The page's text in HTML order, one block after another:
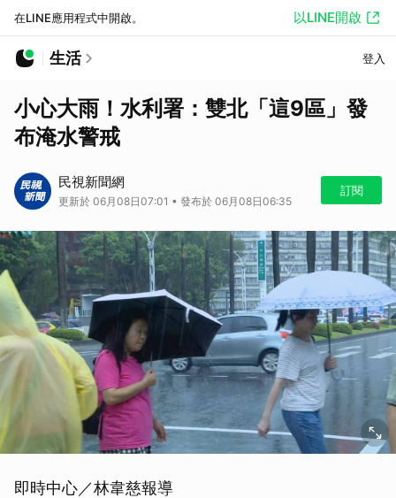
在LINE應用程式中開啟。 以LINE開啟
生活 登入
小心大雨！水利署：雙北「這9區」發
布淹水警戒
民視新聞網
更新於 06月08日07:01 • 發布於 06月08日06:35
訂閱
即時中心／林韋慈報導